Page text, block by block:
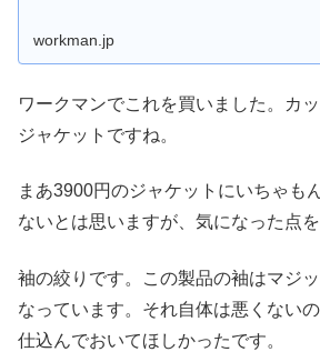
workman.jp
ワークマンでこれを買いました。カ
ジャケットですね。
まあ3900円のジャケットにいちゃも
ないとは思いますが、気になった点を
袖の絞りです。この製品の袖はマジ
なっています。それ自体は悪くない
仕込んでおいてほしかったです。